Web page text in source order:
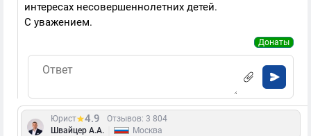
интересах несовершеннолетних детей.
С уважением.
Донаты
Юрист 4.9
Отзывов: 3 804
Швайцер А.А.
Москва